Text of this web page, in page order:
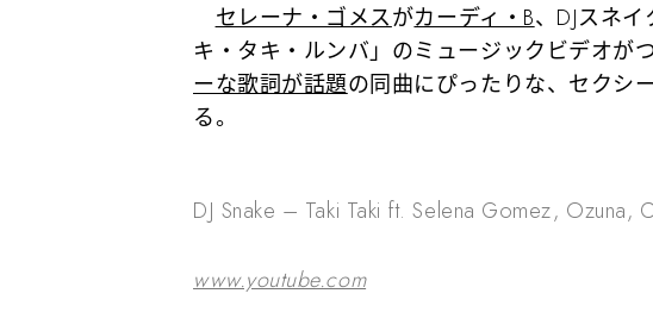
セレーナ・ゴメスがカーディ・B、DJスネ
キ・タキ・ルンバ」のミュージックビデオが
ーな歌詞が話題の同曲にぴったりな、セクシ
る。
DJ Snake – Taki Taki ft. Selena Gomez, Ozuna,
www.youtube.com